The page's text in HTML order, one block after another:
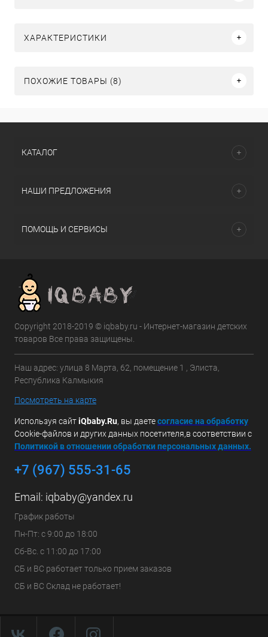
ХАРАКТЕРИСТИКИ
ПОХОЖИЕ ТОВАРЫ (8)
КАТАЛОГ
НАШИ ПРЕДЛОЖЕНИЯ
ПОМОЩЬ И СЕРВИСЫ
Copyright 2018-2019 © iqbaby.ru - Интернет-магазин детских
товаров Все права защищены.
Наш адрес: улица 8 Марта, 62, помещение 1 , Элиста,
Республика Калмыкия
Посмотреть на карте
Используя сайтiQbaby.Ru, вы даетесогласие на обработку
Cookie-файлов и других данных посетителя,в соответствии с
Политикой в отношении обработки персональных данных.
+7 (967) 555-31-65
Email: iqbaby@yandex.ru
График работы
Пн-Пт: с 9:00 до 18:00
Сб-Вс. с 11:00 до 17:00
СБ и ВС работает только прием заказов
СБ и ВС Склад не работает!